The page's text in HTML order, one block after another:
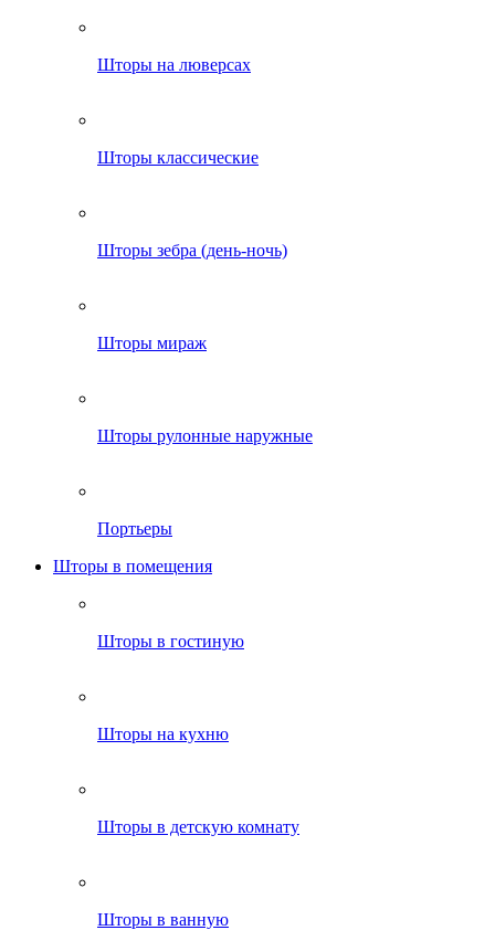
Шторы на люверсах
Шторы классические
Шторы зебра (день-ночь)
Шторы мираж
Шторы рулонные наружные
Портьеры
Шторы в помещения
Шторы в гостиную
Шторы на кухню
Шторы в детскую комнату
Шторы в ванную